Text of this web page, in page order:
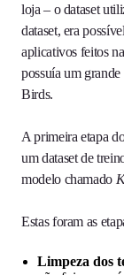
loja – o dataset
dataset, era
aplicativos feitos
possuía um
Birds.
A primeira etapa
um dataset de
modelo chamado
Estas foram as
Limpeza dos